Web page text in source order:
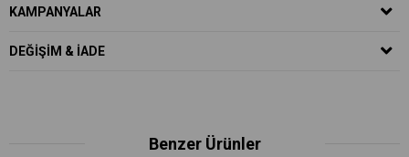
KAMPANYALAR
DEĞIŞIM & İADE
Benzer Ürünler